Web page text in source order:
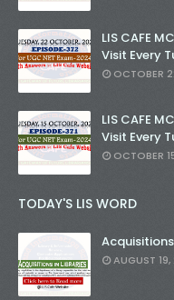
LIS CAFE
Visit Every
OCTOBER
LIS CAFE
Visit Every
OCTOBER
TODAY'S LIS WORD
AUGUST